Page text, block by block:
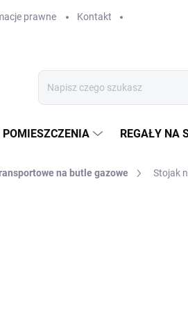
prawne Kontakt
POMIESZCZENIA REGAŁY NA
na butle gazowe Stojak